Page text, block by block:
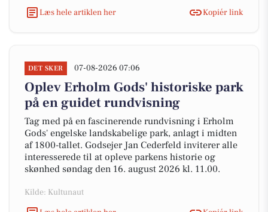
Læs hele artiklen her
Kopiér link
DET SKER 07-08-2026 07:06
Oplev Erholm Gods' historiske park
på en guidet rundvisning
Tag med på en fascinerende rundvisning i Erholm
Gods' engelske landskabelige park, anlagt i midten
af 1800-tallet. Godsejer Jan Cederfeld inviterer alle
interesserede til at opleve parkens historie og
skønhed søndag den 16. august 2026 kl. 11.00.
Kilde: Kultunaut